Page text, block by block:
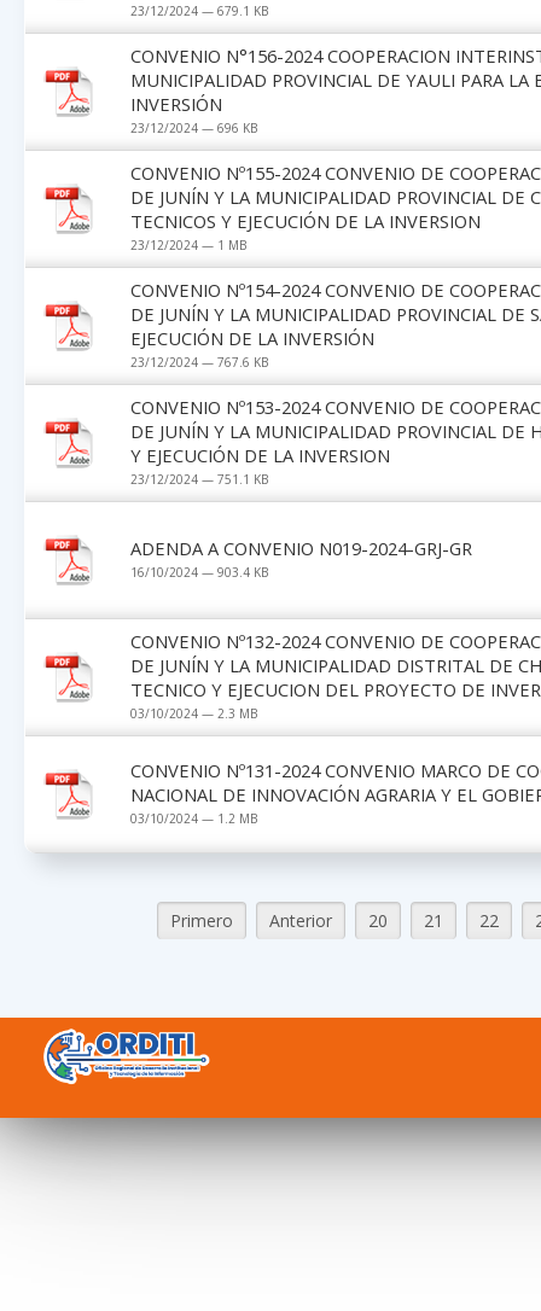
23/12/2024 — 679.1 KB
CONVENIO N°156-2024 COOPERACION
MUNICIPALIDAD PROVINCIAL DE YAULI PARA LA
INVERSIÓN
23/12/2024 — 696 KB
CONVENIO Nº155-2024 CONVENIO DE
DE JUNÍN Y LA MUNICIPALIDAD PROVINCIAL DE
TECNICOS Y EJECUCIÓN DE LA INVERSION
23/12/2024 — 1 MB
CONVENIO Nº154-2024 CONVENIO DE
DE JUNÍN Y LA MUNICIPALIDAD PROVINCIAL DE
EJECUCIÓN DE LA INVERSIÓN
23/12/2024 — 767.6 KB
CONVENIO Nº153-2024 CONVENIO DE
DE JUNÍN Y LA MUNICIPALIDAD PROVINCIAL DE
Y EJECUCIÓN DE LA INVERSION
23/12/2024 — 751.1 KB
ADENDA A CONVENIO N019-2024-GRJ-GR
16/10/2024 — 903.4 KB
CONVENIO Nº132-2024 CONVENIO DE
DE JUNÍN Y LA MUNICIPALIDAD DISTRITAL DE
TECNICO Y EJECUCION DEL PROYECTO DE
03/10/2024 — 2.3 MB
CONVENIO Nº131-2024 CONVENIO MARCO DE
NACIONAL DE INNOVACIÓN AGRARIA Y EL
03/10/2024 — 1.2 MB
Primero Anterior 20 21 22